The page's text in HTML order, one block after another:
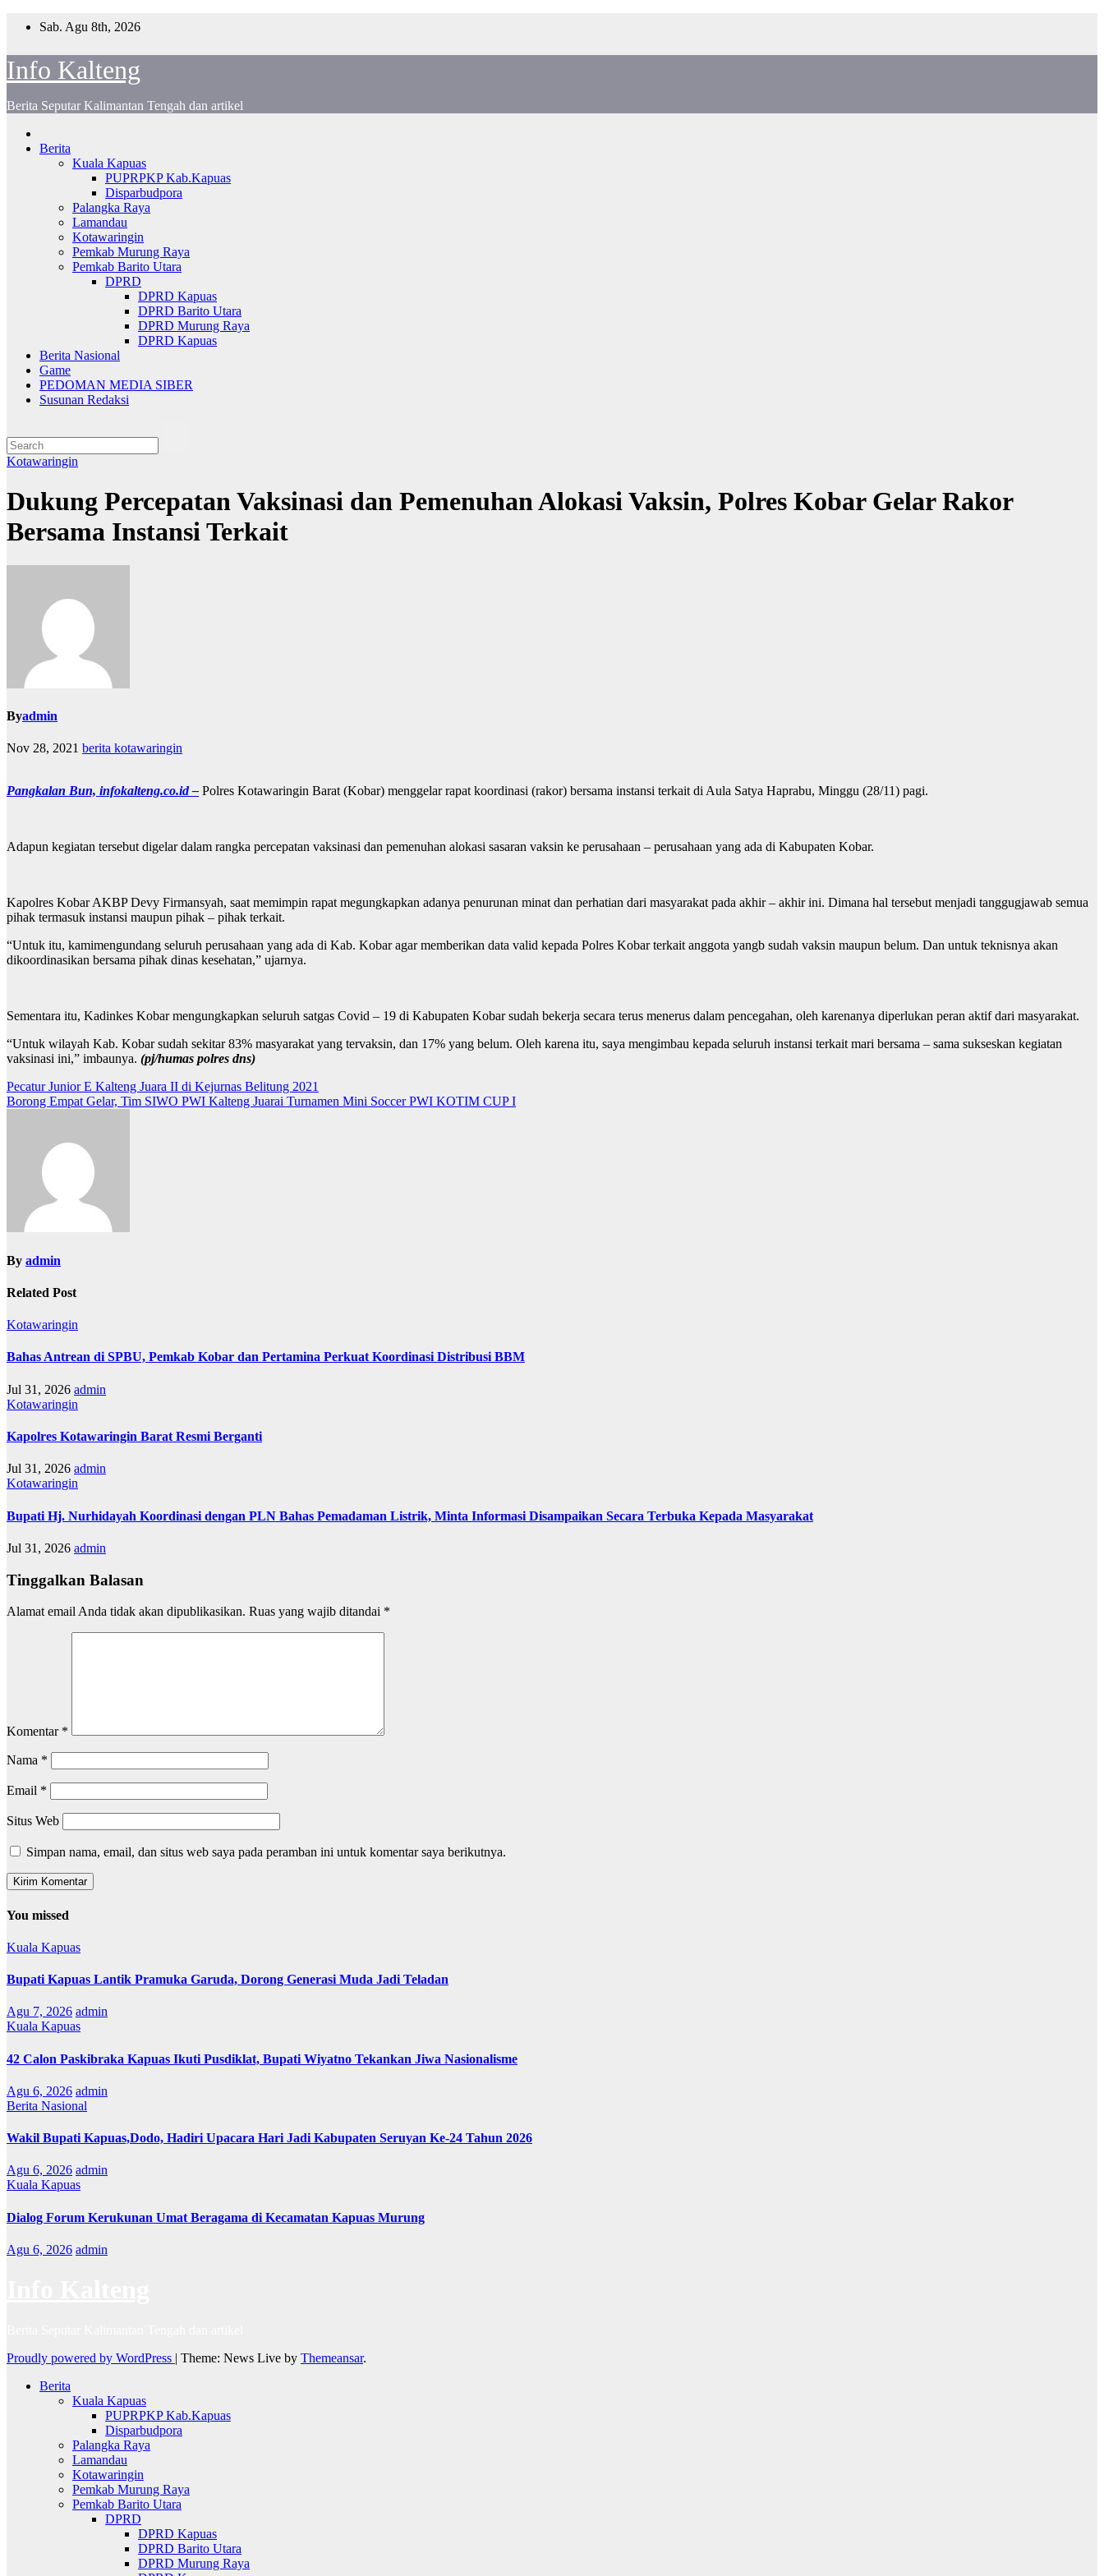
Sab. Agu 8th, 2026
Info Kalteng
Berita Seputar Kalimantan Tengah dan artikel
Berita
Kuala Kapuas
PUPRPKP Kab.Kapuas
Disparbudpora
Palangka Raya
Lamandau
Kotawaringin
Pemkab Murung Raya
Pemkab Barito Utara
DPRD
DPRD Kapuas
DPRD Barito Utara
DPRD Murung Raya
DPRD Kapuas
Berita Nasional
Game
PEDOMAN MEDIA SIBER
Susunan Redaksi
Kotawaringin
Dukung Percepatan Vaksinasi dan Pemenuhan Alokasi Vaksin, Polres Kobar Gelar Rakor
Bersama Instansi Terkait
Byadmin
Nov 28, 2021 berita kotawaringin
Pangkalan Bun, infokalteng.co.id – Polres Kotawaringin Barat (Kobar) menggelar rapat koordinasi (rakor) bersama instansi terkait di Aula Satya Haprabu, Minggu (28/11) pagi.
Adapun kegiatan tersebut digelar dalam rangka percepatan vaksinasi dan pemenuhan alokasi sasaran vaksin ke perusahaan – perusahaan yang ada di Kabupaten Kobar.
Kapolres Kobar AKBP Devy Firmansyah, saat memimpin rapat megungkapkan adanya penurunan minat dan perhatian dari masyarakat pada akhir – akhir ini. Dimana hal tersebut menjadi tanggugjawab semua
pihak termasuk instansi maupun pihak – pihak terkait.
“Untuk itu, kamimengundang seluruh perusahaan yang ada di Kab. Kobar agar memberikan data valid kepada Polres Kobar terkait anggota yangb sudah vaksin maupun belum. Dan untuk teknisnya akan
dikoordinasikan bersama pihak dinas kesehatan,” ujarnya.
Sementara itu, Kadinkes Kobar mengungkapkan seluruh satgas Covid – 19 di Kabupaten Kobar sudah bekerja secara terus menerus dalam pencegahan, oleh karenanya diperlukan peran aktif dari masyarakat.
“Untuk wilayah Kab. Kobar sudah sekitar 83% masyarakat yang tervaksin, dan 17% yang belum. Oleh karena itu, saya mengimbau kepada seluruh instansi terkait mari bersama – sama sukseskan kegiatan
vaksinasi ini,” imbaunya. (pj/humas polres dns)
Navigasi
pos
Pecatur Junior E Kalteng Juara II di Kejurnas Belitung 2021
Borong Empat Gelar, Tim SIWO PWI Kalteng Juarai Turnamen Mini Soccer PWI KOTIM CUP I
By admin
Related Post
Kotawaringin
Bahas Antrean di SPBU, Pemkab Kobar dan Pertamina Perkuat Koordinasi Distribusi BBM
Jul 31, 2026 admin
Kotawaringin
Kapolres Kotawaringin Barat Resmi Berganti
Jul 31, 2026 admin
Kotawaringin
Bupati Hj. Nurhidayah Koordinasi dengan PLN Bahas Pemadaman Listrik, Minta Informasi Disampaikan Secara Terbuka Kepada Masyarakat
Jul 31, 2026 admin
Tinggalkan Balasan
Alamat email Anda tidak akan dipublikasikan. Ruas yang wajib ditandai *
Komentar *
Nama *
Email *
Situs Web
Simpan nama, email, dan situs web saya pada peramban ini untuk komentar saya berikutnya.
You missed
Kuala Kapuas
Bupati Kapuas Lantik Pramuka Garuda, Dorong Generasi Muda Jadi Teladan
Agu 7, 2026 admin
Kuala Kapuas
42 Calon Paskibraka Kapuas Ikuti Pusdiklat, Bupati Wiyatno Tekankan Jiwa Nasionalisme
Agu 6, 2026 admin
Berita Nasional
Wakil Bupati Kapuas,Dodo, Hadiri Upacara Hari Jadi Kabupaten Seruyan Ke-24 Tahun 2026
Agu 6, 2026 admin
Kuala Kapuas
Dialog Forum Kerukunan Umat Beragama di Kecamatan Kapuas Murung
Agu 6, 2026 admin
Proudly powered by WordPress | Theme: News Live by Themeansar.
Berita
Kuala Kapuas
PUPRPKP Kab.Kapuas
Disparbudpora
Palangka Raya
Lamandau
Kotawaringin
Pemkab Murung Raya
Pemkab Barito Utara
DPRD
DPRD Kapuas
DPRD Barito Utara
DPRD Murung Raya